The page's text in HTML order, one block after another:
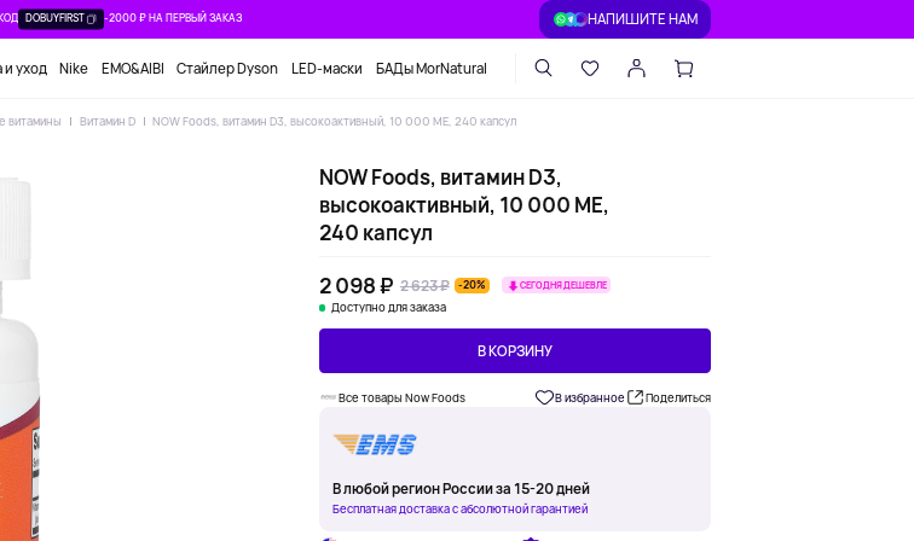
DOBUYFIRST -2000 ₽ НА ПЕРВЫЙ ЗАКАЗ НАПИШИТЕ НАМ
и уход Nike EMO&AIBI Стайлер Dyson LED-маски БАДы MorNatural
витамины Витамин D NOW Foods, витамин D3, высокоактивный, 10 000 МЕ, 240 капсул
NOW Foods, витамин D3,
высокоактивный, 10 000 МЕ,
240 капсул
2 098 ₽ 2 623 ₽ -20% СЕГОДНЯ ДЕШЕВЛЕ
Доступно для заказа
В КОРЗИНУ
Все товары Now Foods В избранное Поделиться
В любой регион России за 15-20 дней
Бесплатная доставка с абсолютной гарантией